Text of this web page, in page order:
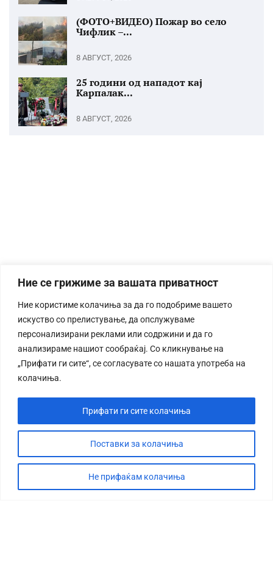
Ние се грижиме за вашата приватност
Ние користиме колачиња за да го подобриме вашето
искуство со прелистување, да опслужуваме
персонализирани реклами или содржини и да го
анализираме нашиот сообраќај. Со кликнување на
„Прифати ги сите“, се согласувате со нашата употреба на
колачиња.
Поставки за колачиња
Не прифаќам колачиња
Прифати ги сите колачиња
(ФОТО+ВИДЕО) Пожар во село
Чифлик –...
8 АВГУСТ, 2026
25 години од нападот кај
Карпалак...
8 АВГУСТ, 2026